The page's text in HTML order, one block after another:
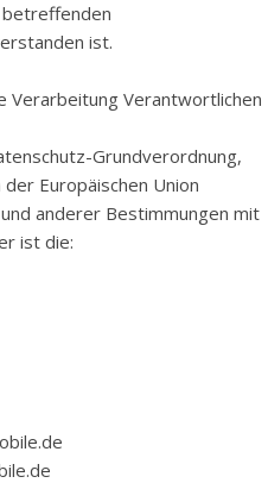
ist.
Verarbeitung Verantwortlichen
Grundverordnung,
Europäischen Union
anderer Bestimmungen mit
ist die: